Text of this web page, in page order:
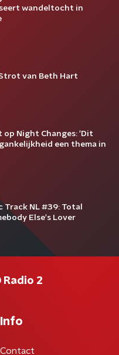
wandeltocht in
van Beth Hart
op Night Changes: 'Dit
een thema in
Track NL #39: Total
Else's Lover
Radio 2
Info
Contact